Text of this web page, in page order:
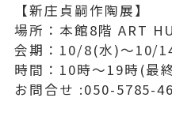
【新庄貞嗣作陶展】
場所：本館8階 ART
会期：10/8(水)〜10/
時間：10時〜19時(最
お問合せ :050-5785-